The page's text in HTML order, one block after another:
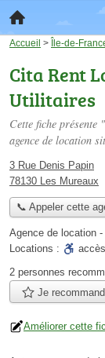
Accueil > Île-de-
Cita Rent
Utilitaires
Cette fiche
agence de location
3 Rue Denis Papin
78130 Les Mureaux
📞 Appeler cette
Agence de location -
Locations :
accès
2 personnes
Je
Améliorer cette